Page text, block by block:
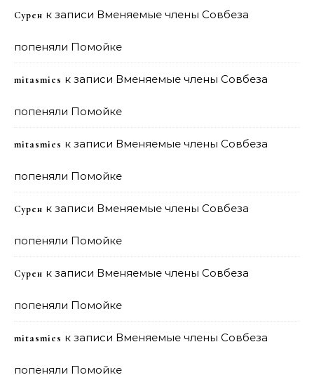
Сурен к записи Вменяемые члены Совбеза
попеняли Помойке
mitasmies к записи Вменяемые члены Совбеза
попеняли Помойке
mitasmies к записи Вменяемые члены Совбеза
попеняли Помойке
Сурен к записи Вменяемые члены Совбеза
попеняли Помойке
Сурен к записи Вменяемые члены Совбеза
попеняли Помойке
mitasmies к записи Вменяемые члены Совбеза
попеняли Помойке